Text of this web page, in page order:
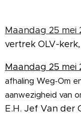
Maandag 25 mei
vertrek OLV-
Maandag 25 mei
afhaling Weg-Om
aanwezigheid van
E.H. Jef Van der